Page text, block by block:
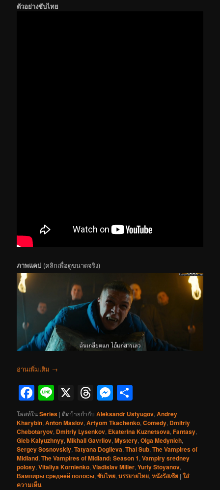
ตัวอย่างซับไทย
ภาพแคป (คลิกเพื่อดูขนาดจริง)
อ่านเพิ่มเติม →
Facebook
Line
X Threads
Messenger
โพสท์ในSeries | ติดป้ายกำกับ Aleksandr Ustyugov,Andrey
Kharybin,Anton Maslov,Artyom Tkachenko,Comedy, Dmitriy
Chebotaryov, Dmitriy Lysenkov, Ekaterina Kuznetsova,Fantasy,
Gleb Kalyuzhnyy,Mikhail Gavrilov,Mystery,Olga Medynich,
Sergey Sosnovskiy,Tatyana Dogileva,Thai Sub,The Vampires of
Midland,The Vampires of Midland: Season 1,Vampiry sredney
polosy,Vitaliya Kornienko,Vladislav Miller,Yuriy Stoyanov,
Вампиры средней полосы,ซับไทย,บรรยายไทย,หนังรัสเซีย |ใส่
ความเห็น